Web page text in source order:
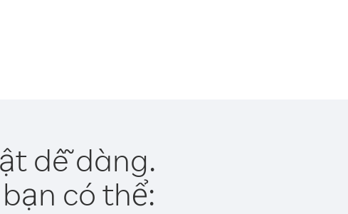
dễ dàng.
có thể: